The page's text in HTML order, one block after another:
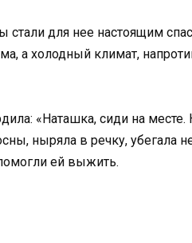
стали для нее настоящим
а холодный климат,
«Наташка, сиди на месте.
ныряла в речку, убегала
ей выжить.